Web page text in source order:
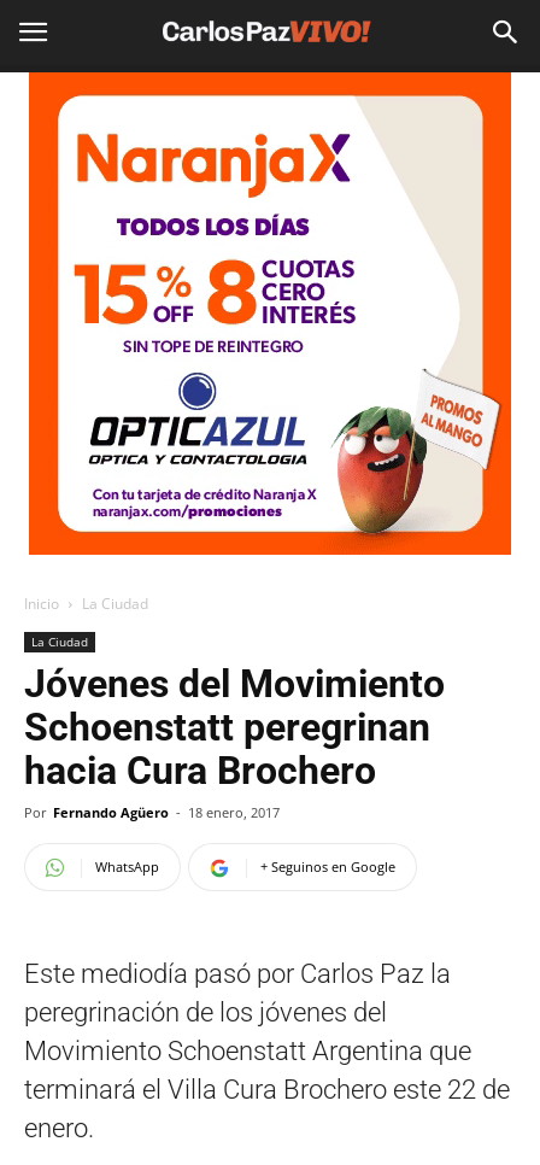
Inicio La Ciudad
La Ciudad
Jóvenes del Movimiento
Schoenstatt peregrinan
hacia Cura Brochero
Por Fernando Agüero - 18 enero, 2017
WhatsApp + Seguinos en Google
Este mediodía pasó por Carlos Paz la
peregrinación de los jóvenes del
Movimiento Schoenstatt Argentina que
terminará el Villa Cura Brochero este 22 de
enero.